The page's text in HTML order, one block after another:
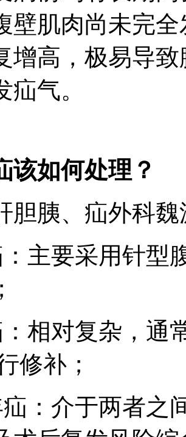
壁肌肉尚未完
增高，极易导
气。
该如何处理？
胆胰、疝外科
：主要采用针型
：相对复杂，通
修补；
疝：介于两者之